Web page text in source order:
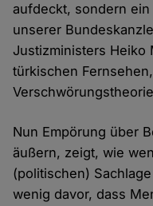
aufdeckt, sondern
unserer
Justizministers Heiko
türkischen
Nun Empörung über
äußern, zeigt, wie
(politischen)
wenig davor, dass